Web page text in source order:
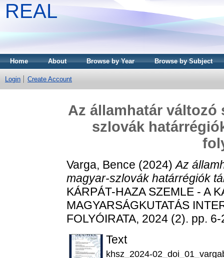
REAL
Home About Browse by Year Browse by Subject
Login Create Account
Az államhatár változó
szlovák
Varga, Bence (2024)Az
magyar-szlovák határrégiók
KÁRPÁT-HAZA SZEMLE - A
MAGYARSÁGKUTATÁS
FOLYÓIRATA, 2024 (2). pp.
Text
khsz_2024-